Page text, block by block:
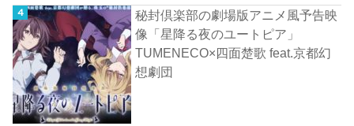
秘封倶楽部の劇場版アニメ風予告映
像「星降る夜のユートピア」
TUMENECO×四面楚歌 feat.京都幻
想劇団